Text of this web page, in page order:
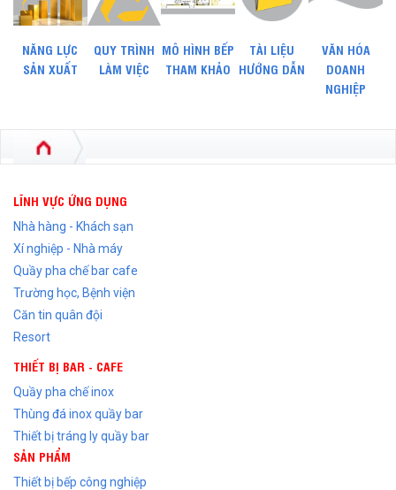
NĂNG LỰC
SẢN XUẤT
QUY TRÌNH
LÀM VIỆC
MÔ HÌNH BẾP
THAM KHẢO
TÀI LIỆU
HƯỚNG DẪN
VĂN HÓA
DOANH
NGHIỆP
LĨNH VỰC ỨNG DỤNG
Nhà hàng - Khách sạn
Xí nghiệp - Nhà máy
Quầy pha chế bar cafe
Trường học, Bệnh viện
Căn tin quân đội
Resort
THIẾT BỊ BAR - CAFE
Quầy pha chế inox
Thùng đá inox quầy bar
Thiết bị tráng ly quầy bar
SẢN PHẨM
Thiết bị bếp công nghiệp